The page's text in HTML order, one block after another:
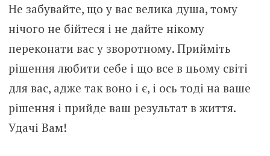
Не забувайте, що у вас велика душа, тому
нічого не бійтеся і не дайте нікому
переконати вас у зворотному. Прийміть
рішення любити себе і що все в цьому світі
для вас, адже так воно і є, і ось тоді на ваше
рішення і прийде ваш результат в життя.
Удачі Вам!